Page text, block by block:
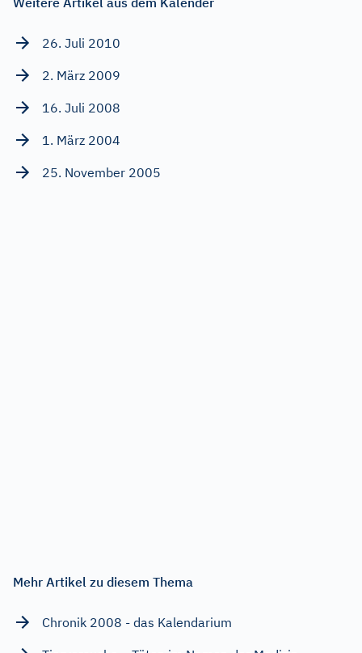
26. Juli 2010
2. März 2009
16. Juli 2008
1. März 2004
25. November 2005
Mehr Artikel zu diesem Thema
Chronik 2008 - das Kalendarium